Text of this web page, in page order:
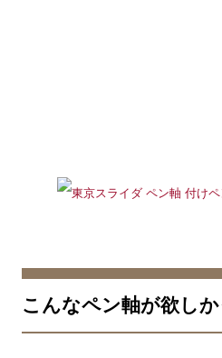
こんなペン軸が欲しか